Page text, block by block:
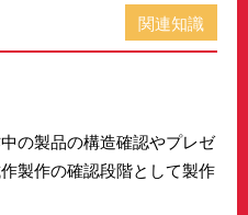
関連知識
の製品の構造確認やプレゼ
製作の確認段階として製作